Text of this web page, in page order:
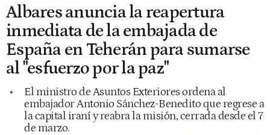
Albares anuncia la reapertura
inmediata de la embajada de
España en Teherán para sumarse
al "esfuerzo por la paz"
El ministro de Asuntos Exteriores ordena al
embajador Antonio Sánchez-Benedito que regrese a
la capital iraní y reabra la misión, cerrada desde el 7
de marzo.